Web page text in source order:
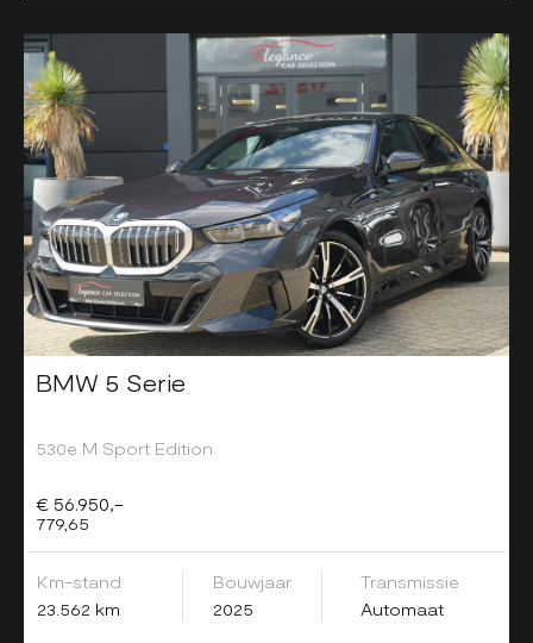
BMW 5 Serie
530e M Sport Edition
€ 56.950,-
779,65
Km-stand
23.562 km
Bouwjaar
2025
Transmissie
Automaat